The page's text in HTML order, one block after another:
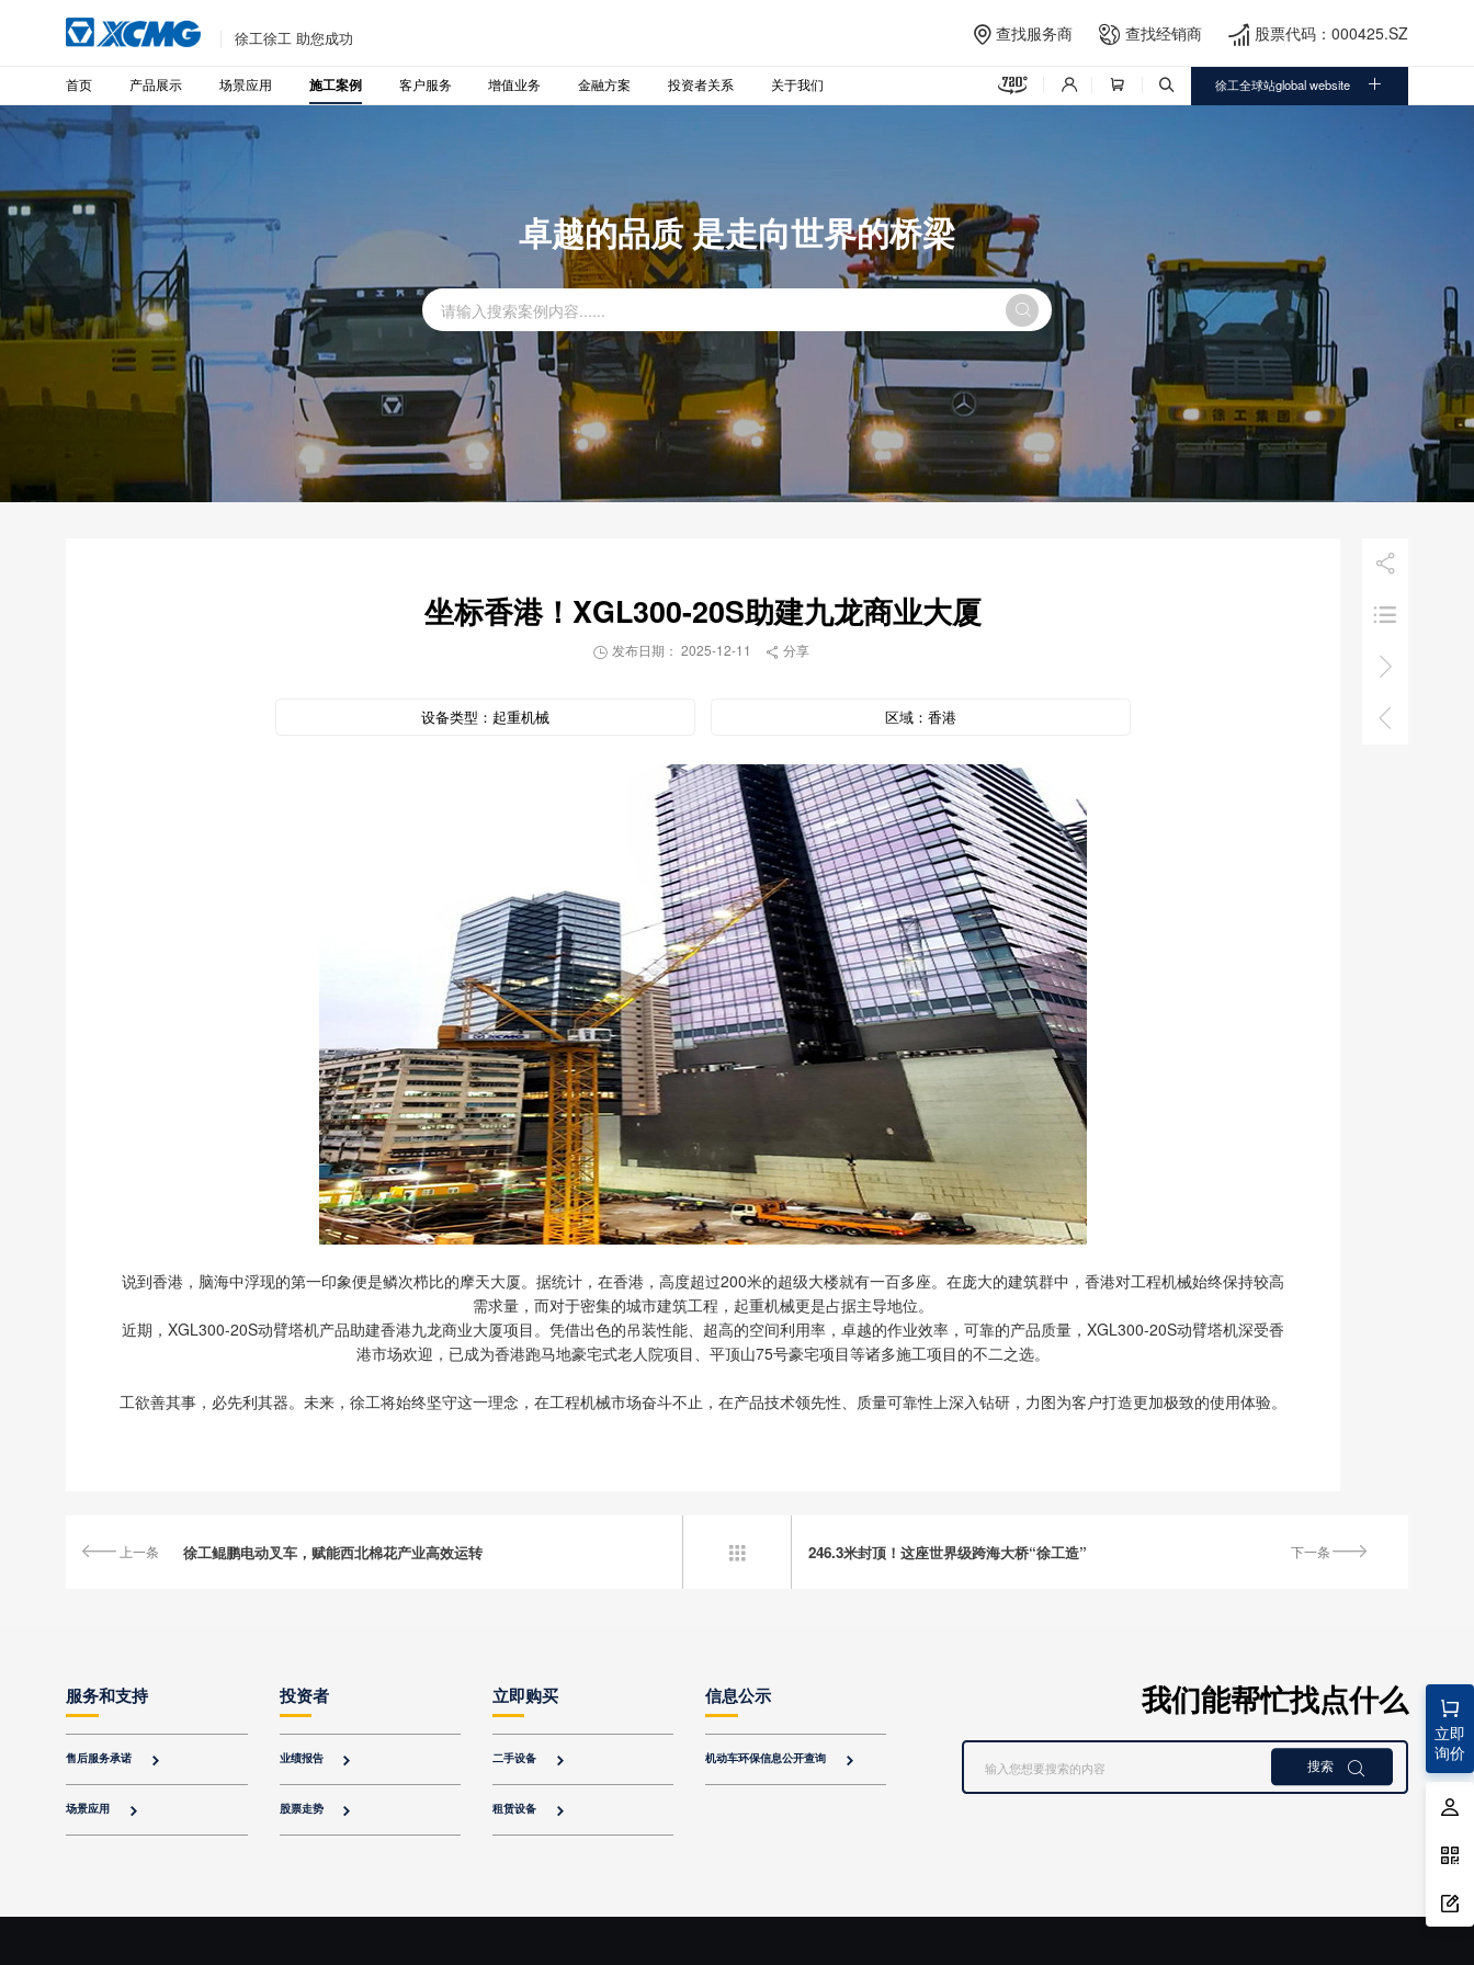
徐工徐工 助您成功  查找服务商  查找经销商  股票代码：000425.SZ
首页 产品展示 场景应用 施工案例 客户服务 增值业务 金融方案 投资者关系 关于我们     徐工全球站global website 
卓越的品质 是走向世界的桥梁





坐标香港！XGL300-20S助建九龙商业大厦
 发布日期： 2025-12-11  分享
设备类型： 起重机械 区域：香港
说到香港，脑海中浮现的第一印象便是鳞次栉比的摩天大厦。据统计，在香港，高度超过200米的超级大楼就有一百多座。在庞大的建筑群中，香港对工程机械始终保持较高
需求量，而对于密集的城市建筑工程，起重机械更是占据主导地位。
近期，XGL300-20S动臂塔机产品助建香港九龙商业大厦项目。凭借出色的吊装性能、超高的空间利用率，卓越的作业效率，可靠的产品质量，XGL300-20S动臂塔机深受香
港市场欢迎，已成为香港跑马地豪宅式老人院项目、平顶山75号豪宅项目等诸多施工项目的不二之选。
工欲善其事，必先利其器。未来，徐工将始终坚守这一理念，在工程机械市场奋斗不止，在产品技术领先性、质量可靠性上深入钻研，力图为客户打造更加极致的使用体验。
上一条 徐工鲲鹏电动叉车，赋能西北棉花产业高效运转 下一条
246.3米封顶！这座世界级跨海大桥“徐工造”

立即
询价
服务和支持
售后服务承诺 
场景应用 
投资者
业绩报告 
股票走势 
立即购买
二手设备 
租赁设备 
信息公示
机动车环保信息公开查询 
我们能帮忙找点什么
搜索 